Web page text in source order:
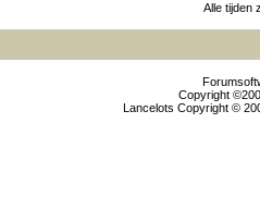
Alle tijden
Copyright
Lancelots Copyright ©